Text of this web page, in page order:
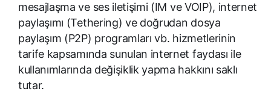
mesajlaşma ve ses iletişimi (IM ve VOIP), internet
paylaşımı (Tethering) ve doğrudan dosya
paylaşım (P2P) programları vb. hizmetlerinin
tarife kapsamında sunulan internet faydası ile
kullanımlarında değişiklik yapma hakkını saklı
tutar.